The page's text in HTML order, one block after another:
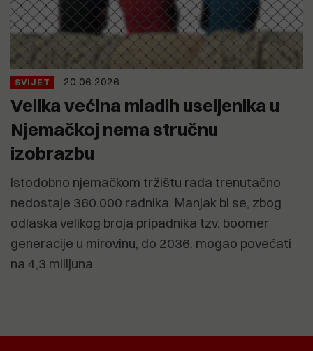
SVIJET 20.06.2026
Velika većina mladih useljenika u
Njemačkoj nema stručnu
izobrazbu
Istodobno njemačkom tržištu rada trenutačno
nedostaje 360.000 radnika. Manjak bi se, zbog
odlaska velikog broja pripadnika tzv. boomer
generacije u mirovinu, do 2036. mogao povećati
na 4,3 milijuna